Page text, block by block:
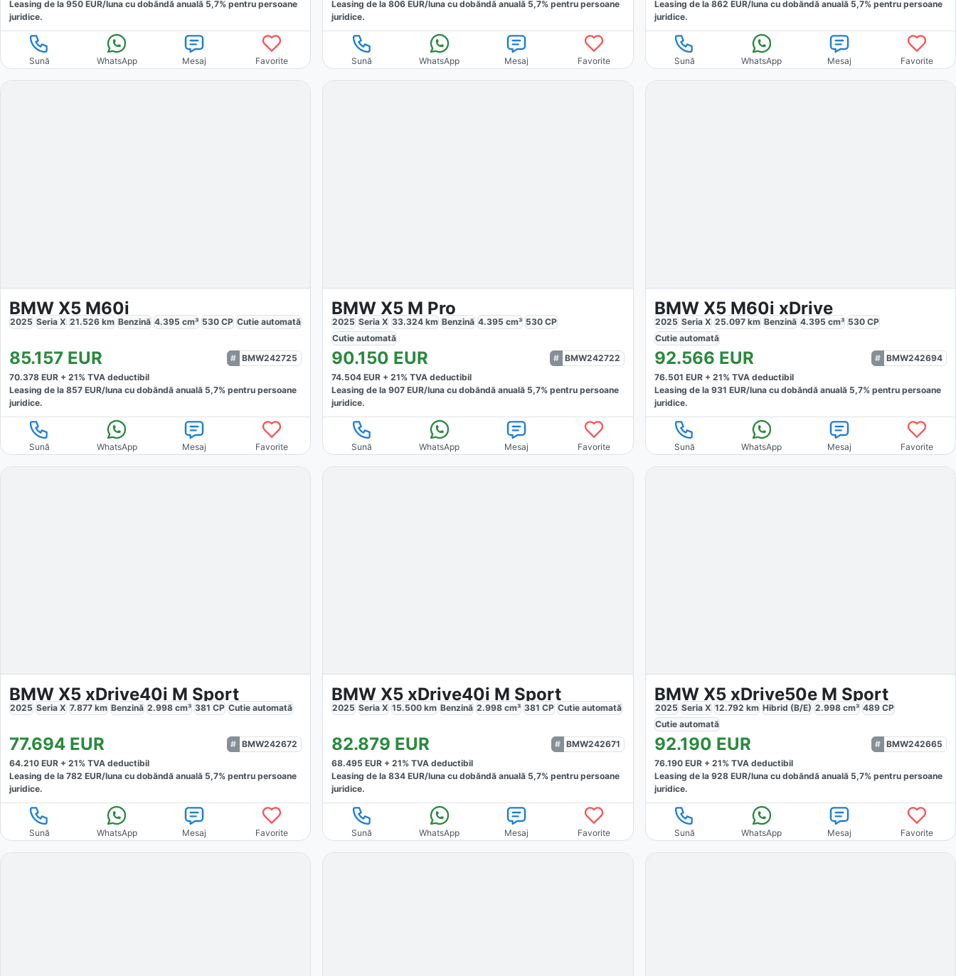
Leasing de la 950 EUR/luna cu dobăndă anuală 5,7% pentru persoane
juridice.
Sună WhatsApp Mesaj Favorite
Leasing de la806 EUR/luna cu dobăndă anuală 5,7% pentru persoane
juridice.
Sună WhatsApp Mesaj Favorite
Leasing de la 862 EUR/lunacu dobăndă anuală 5,7% pentru persoane
juridice.
Sună WhatsApp Mesaj Favorite
BMW X5 M60i
2025 Seria X 21.526 km Benzină 4.395 cm³ 530 CP Cutie automată
85.157 EUR
BMW242725
70.378 EUR + 21% TVA deductibil
Leasing de la 857 EUR/luna cu dobăndă anuală 5,7% pentru persoane
juridice.
Sună WhatsApp Mesaj Favorite
BMW X5 M Pro
2025 Seria X 33.324 km Benzină 4.395 cm³ 530 CP
Cutieautomată
90.150 EUR
BMW242722
74.504 EUR +21% TVA deductibil
Leasing de la907 EUR/luna cu dobăndă anuală 5,7% pentru persoane
juridice.
Sună WhatsApp Mesaj Favorite
BMW X5 M60i xDrive
2025 Seria X 25.097km Benzină 4.395 cm³ 530CP
Cutie automată
92.566 EUR
BMW242694
76.501 EUR + 21% TVA deductibil
Leasing de la 931 EUR/lunacu dobăndă anuală 5,7% pentru persoane
juridice.
Sună WhatsApp Mesaj Favorite
BMW X5 xDrive40i M Sport
2025 Seria X 7.877 km Benzină 2.998 cm³ 381 CP Cutie automată
77.694 EUR
BMW242672
64.210 EUR + 21% TVA deductibil
Leasing de la 782 EUR/luna cu dobăndă anuală 5,7% pentru persoane
juridice.
Sună WhatsApp Mesaj Favorite
BMW X5 xDrive40i M Sport
2025 Seria X 15.500 km Benzină 2.998 cm³ 381 CP Cutieautomată
82.879 EUR
BMW242671
68.495 EUR +21% TVA deductibil
Leasing de la834 EUR/luna cu dobăndă anuală 5,7% pentru persoane
juridice.
Sună WhatsApp Mesaj Favorite
BMW X5 xDrive50e M Sport
2025 Seria X 12.792 km Hibrid (B/E) 2.998cm³ 489CP
Cutie automată
92.190 EUR
BMW242665
76.190EUR + 21% TVA deductibil
Leasing de la 928EUR/lunacu dobăndă anuală 5,7% pentru persoane
juridice.
Sună WhatsApp Mesaj Favorite